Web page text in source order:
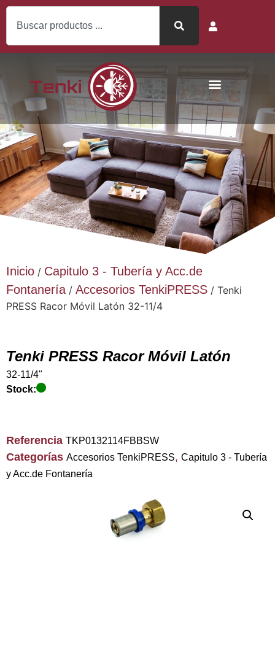
Inicio / Capitulo 3 - Tubería y Acc.de
Fontanería/ Accesorios TenkiPRESS / Tenki
PRESS Racor Móvil Latón 32-11/4
Tenki PRESS Racor Móvil Latón
32-11/4"
Stock:
Referencia TKP0132114FBBSW
Categorías Accesorios TenkiPRESS, Capitulo 3 - Tubería
y Acc.de Fontanería